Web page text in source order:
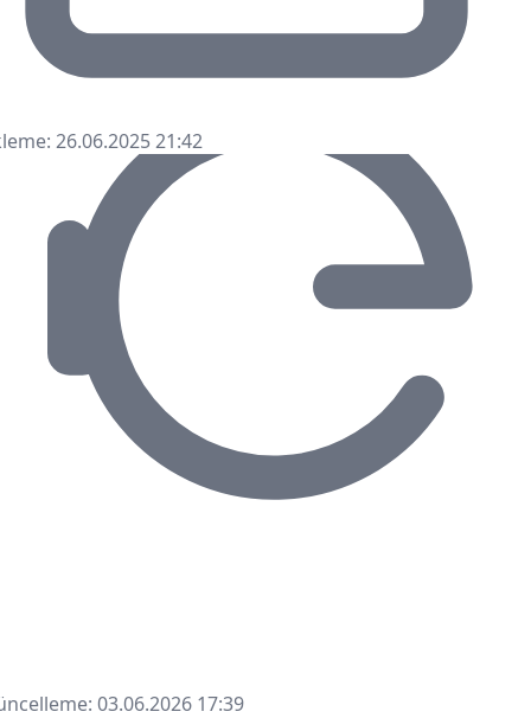
26.06.2025 21:42
03.06.2026 17:39